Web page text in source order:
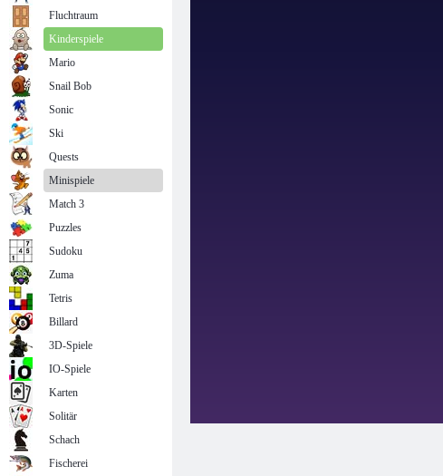
Fluchtraum
Kinderspiele
Mario
Snail Bob
Sonic
Ski
Quests
Minispiele
Match 3
Puzzles
Sudoku
Zuma
Tetris
Billard
3D-Spiele
IO-Spiele
Karten
Solitär
Schach
Fischerei